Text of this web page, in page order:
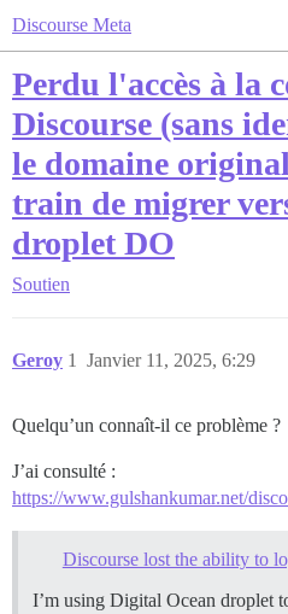
Discourse Meta
Perdu l'accès à la
Discourse (sans
le domaine
train de migrer
droplet DO
Soutien
Geroy Janvier 11, 2025, 6:29
1
Quelqu’un connaît-il ce problème ?
J’ai consulté :
https://www.gulshankumar.net/
Discourse lost the ability to
I’m using Digital Ocean droplet